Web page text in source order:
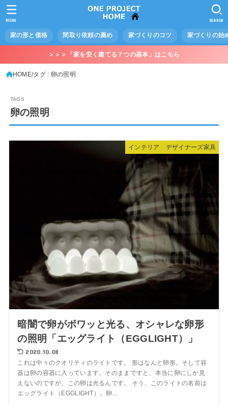
家の形と価格 間取り依頼の薦め 家づくりのコツ 家づくりの始
SEARCH
MENU
＞＞＞「家を安く建てる７つの基本」はこちら
HOME タグ : 卵の照明
卵の照明
インテリア デザイナーズ家具
暗闇で卵がボワッと光る、オシャレな卵形
の照明「エッグライト（EGGLIGHT）」
2020.10.08
これは中々のクオリティのライトです。 形はなんと卵形。そして容
器は卵の容器に入っています。そのままですと、本当に卵にしか見
えないのですが、この卵は光るんです。 そう、このライトの名前は
エッグライト（EGGLIGHT）。卵...